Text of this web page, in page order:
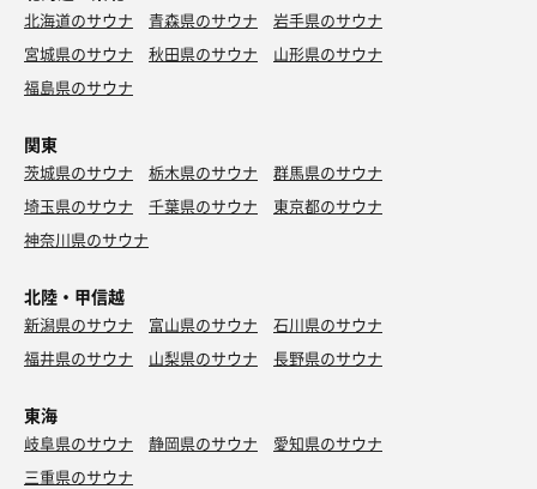
北海道のサウナ 青森県のサウナ
岩手県のサウナ
宮城県のサウナ
秋田県のサウナ
山形県のサウナ
福島県のサウナ
関東
茨城県のサウナ 栃木県のサウナ
群馬県のサウナ
埼玉県のサウナ
千葉県のサウナ
東京都のサウナ
神奈川県のサウナ
北陸・甲信越
新潟県のサウナ 富山県のサウナ
石川県のサウナ
福井県のサウナ
山梨県のサウナ 長野県のサウナ
東海
岐阜県のサウナ 静岡県のサウナ
愛知県のサウナ
三重県のサウナ